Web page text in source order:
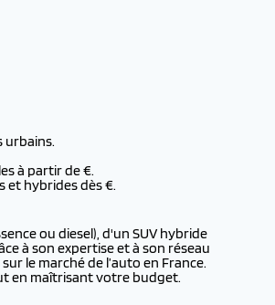
urbains.
à partir de €.
et hybrides dès €.
ou diesel), d'un SUV hybride
à son expertise et à son réseau
le marché de l’auto en France.
en maîtrisant votre budget.